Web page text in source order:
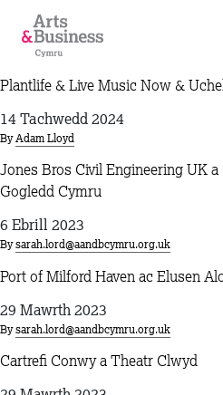
Mynd i'r cynnwys
Plantlife & Live Music Now &
14 Tachwedd 2024
ByAdam Lloyd
Jones Bros Civil Engineering UK
Gogledd Cymru
6 Ebrill 2023
Bysarah.lord@aandbcymru.org.uk
Port of Milford Haven ac Elusen
29 Mawrth 2023
Bysarah.lord@aandbcymru.org.uk
Cartrefi Conwy a Theatr Clwyd